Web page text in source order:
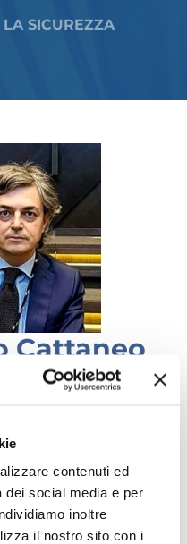
contenuti ed
dei social media e per
inoltre
il nostro sito con i
SICUREZZA
Cattaneo
Ministero degli
IV Ufficio “NATO e
e politico militari”